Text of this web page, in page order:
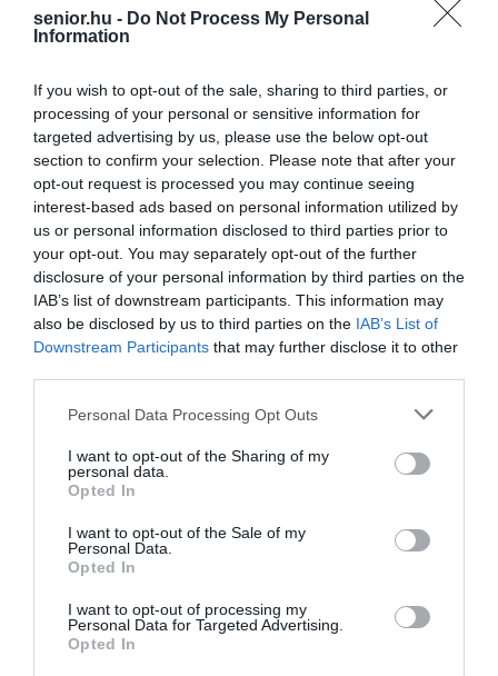
senior.hu - Do Not Process My Personal
Information
If you wish to opt-out of the sale, sharing to third parties, or
processing of your personal or sensitive information for
targeted advertising by us, please use the below opt-out
section to confirm your selection. Please note that after your
opt-out request is processed you may continue seeing
interest-based ads based on personal information utilized by
us or personal information disclosed to third parties prior to
your opt-out. You may separately opt-out of the further
disclosure of your personal information by third parties on the
IAB’s list of downstream participants. This information may
also be disclosed by us to third parties on the IAB’s List of
Downstream Participants that may further disclose it to other
Please note that this website/app uses one or more Google
not limited to your visit or usage behaviour. You may click to
grant or deny consent to Google and its third-party tags to
use your data for below specified purposes in below Google
consent section.
Personal Data Processing Opt Outs
I want to opt-out of the Sharing of my
personal data.
Opted In
I want to opt-out of the Sale of my
Personal Data.
Opted In
I want to opt-out of processing my
Personal Data for Targeted Advertising.
Opted In